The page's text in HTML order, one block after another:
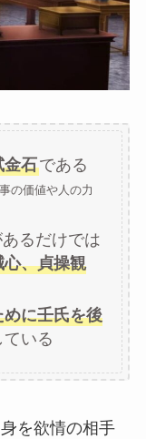
金石である
の価値や人の力
るだけでは
心、貞操観
に壬氏を後
ている
を欲情の相手